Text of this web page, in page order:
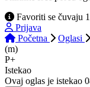
Favoriti se čuvaju
Prijava
Početna
Oglasi
(m)
P+
Istekao
Ovaj oglas je istekao